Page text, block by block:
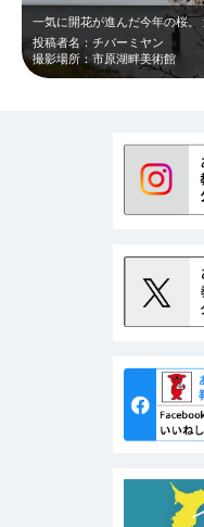
投稿者名：チバーミヤン
撮影場所：市原湖畔美術館